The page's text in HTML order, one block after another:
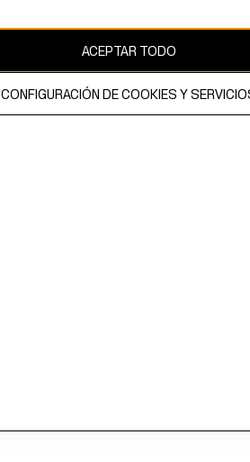
ACEPTAR TODO
CONFIGURACIÓN DE COOKIES Y